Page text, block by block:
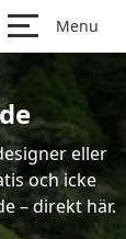
Menu
eller
och icke
– direkt här.